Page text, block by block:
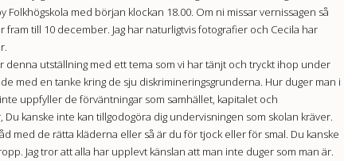
Folkhögskola med början klockan 18.00. Om ni missar vernissagen så
fram till 10 december. Jag har naturligtvis fotografier och Cecila har
denna utställning med ett tema som vi har tänjt och tryckt ihop under
med en tanke kring de sju diskrimineringsgrunderna. Hur duger man i
uppfyller de förväntningar som samhället, kapitalet och
kanske inte kan tillgodogöra dig undervisningen som skolan kräver.
med de rätta kläderna eller så är du för tjock eller för smal. Du kanske
Jag tror att alla har upplevt känslan att man inte duger som man är.